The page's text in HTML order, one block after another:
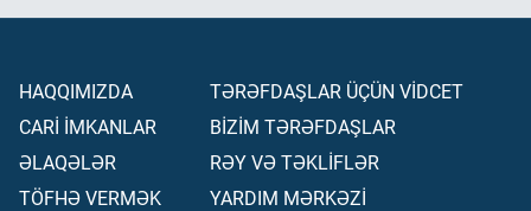
HAQQIMIZDA
CARİ İMKANLAR
ƏLAQƏLƏR
TÖFHƏ VERMƏK
TƏRƏFDAŞLAR ÜÇÜN VİDCET
BİZİM TƏRƏFDAŞLAR
RƏY VƏ TƏKLİFLƏR
YARDIM MƏRKƏZİ